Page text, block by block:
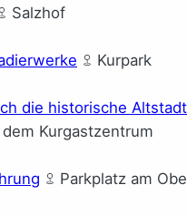
Salzhof
Kurpark
die historische Altstadt
Kurgastzentrum
Parkplatz am